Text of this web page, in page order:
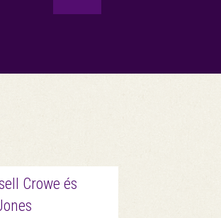
Crowe és